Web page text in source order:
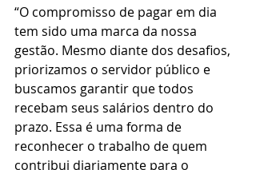
“O compromisso de pagar em dia
tem sido uma marca da nossa
gestão. Mesmo diante dos desafios,
priorizamos o servidor público e
buscamos garantir que todos
recebam seus salários dentro do
prazo. Essa é uma forma de
reconhecer o trabalho de quem
contribui diariamente para o